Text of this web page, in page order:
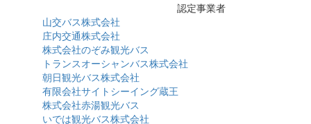
認定事業者
山交バス株式会社
庄内交通株式会社
株式会社のぞみ観光バス
トランスオーシャンバス株式会社
朝日観光バス株式会社
有限会社サイトシーイング蔵王
株式会社赤湯観光バス
いでは観光バス株式会社